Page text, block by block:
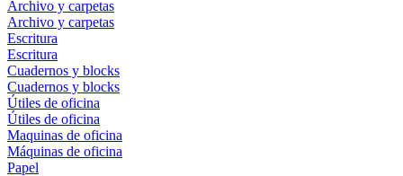
Archivo y carpetas
Archivo y carpetas
Escritura
Escritura
Cuadernos y blocks
Cuadernos y blocks
Útiles de oficina
Útiles de oficina
Maquinas de oficina
Máquinas de oficina
Papel